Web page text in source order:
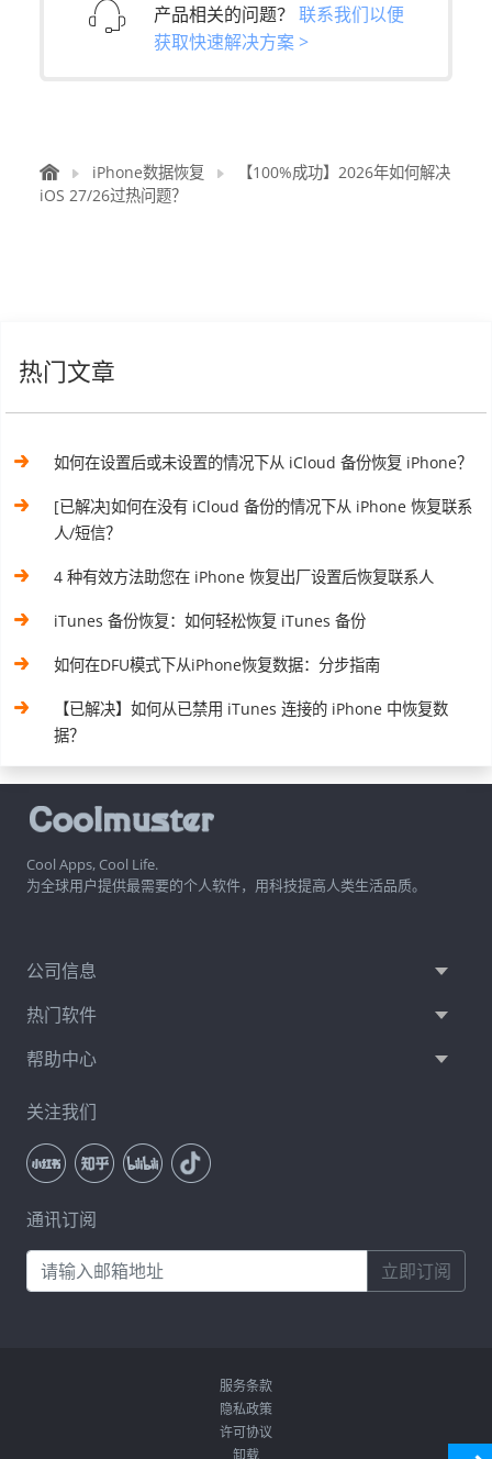
产品相关的问题？ 联系我们以便
获取快速解决方案 >
iPhone数据恢复
【100%成功】2026年如何解决
iOS 27/26过热问题？
热门文章
如何在设置后或未设置的情况下从 iCloud 备份恢复 iPhone？
[已解决]如何在没有 iCloud 备份的情况下从 iPhone 恢复联系
人/短信？
4 种有效方法助您在 iPhone 恢复出厂设置后恢复联系人
iTunes 备份恢复：如何轻松恢复 iTunes 备份
如何在DFU模式下从iPhone恢复数据：分步指南
【已解决】如何从已禁用 iTunes 连接的 iPhone 中恢复数
据？
Cool Apps, Cool Life.
为全球用户提供最需要的个人软件，用科技提高人类生活品质。
公司信息
热门软件
帮助中心
关注我们
通讯订阅
立即订阅
服务条款
隐私政策
许可协议